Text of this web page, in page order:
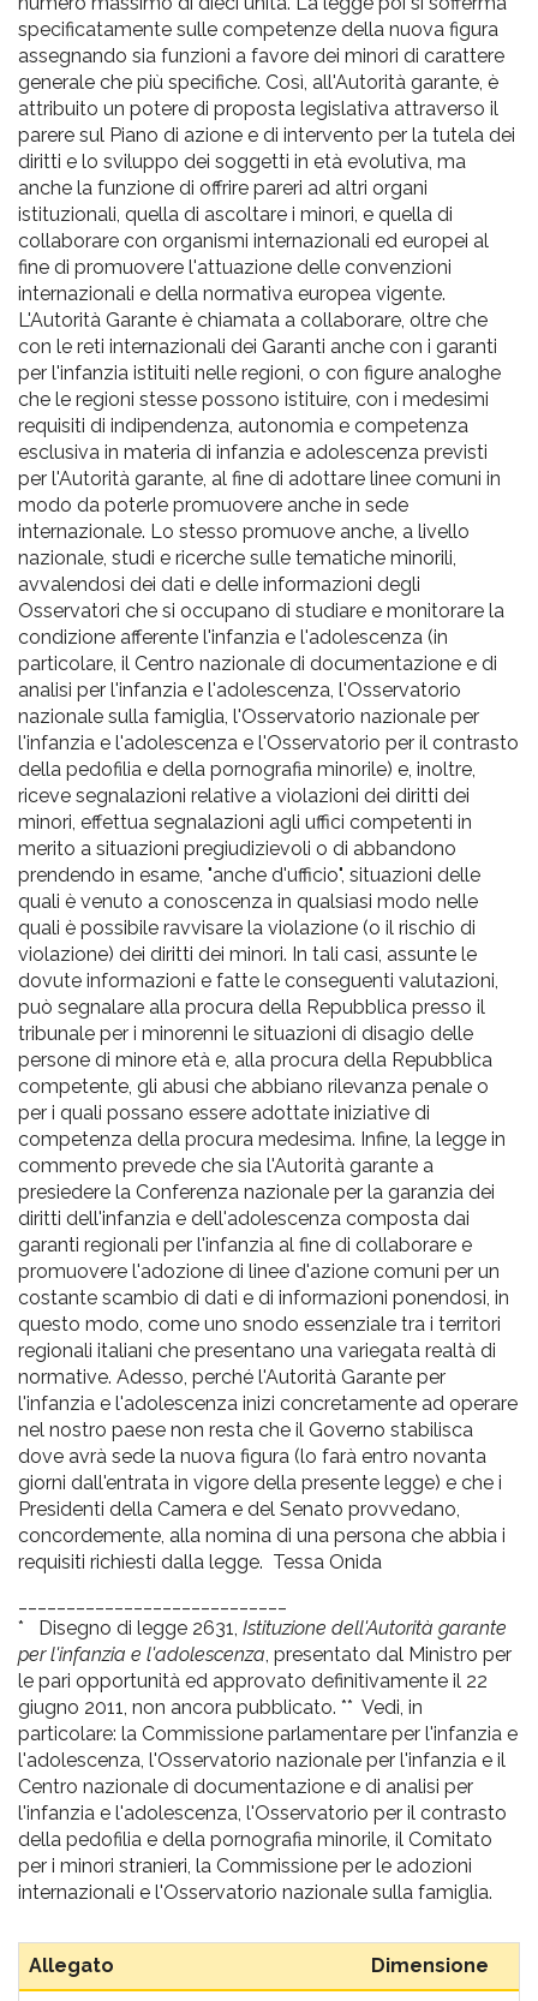
specificatamente sulle competenze della nuova figura
assegnando sia funzioni a favore dei minori di carattere
generale che più specifiche. Così, all'Autorità garante, è
attribuito un potere di proposta legislativa attraverso il
parere sul Piano di azione e di intervento per la tutela dei
diritti e lo sviluppo dei soggetti in età evolutiva, ma
anche la funzione di offrire pareri ad altri organi
istituzionali, quella di ascoltare i minori, e quella di
collaborare con organismi internazionali ed europei al
fine di promuovere l'attuazione delle convenzioni
internazionali e della normativa europea vigente.
L'Autorità Garante è chiamata a collaborare, oltre che
con le reti internazionali dei Garanti anche con i garanti
per l'infanzia istituiti nelle regioni, o con figure analoghe
che le regioni stesse possono istituire, con i medesimi
requisiti di indipendenza, autonomia e competenza
esclusiva in materia di infanzia e adolescenza previsti
per l'Autorità garante, al fine di adottare linee comuni in
modo da poterle promuovere anche in sede
internazionale. Lo stesso promuove anche, a livello
nazionale, studi e ricerche sulle tematiche minorili,
avvalendosi dei dati e delle informazioni degli
Osservatori che si occupano di studiare e monitorare la
condizione afferente l'infanzia e l'adolescenza (in
particolare, il Centro nazionale di documentazione e di
analisi per l'infanzia e l'adolescenza, l'Osservatorio
nazionale sulla famiglia, l'Osservatorio nazionale per
l'infanzia e l'adolescenza e l'Osservatorio per il contrasto
della pedofilia e della pornografia minorile) e, inoltre,
riceve segnalazioni relative a violazioni dei diritti dei
minori, effettua segnalazioni agli uffici competenti in
merito a situazioni pregiudizievoli o di abbandono
prendendo in esame, "anche d'ufficio", situazioni delle
quali è venuto a conoscenza in qualsiasi modo nelle
quali è possibile ravvisare la violazione (o il rischio di
violazione) dei diritti dei minori. In tali casi, assunte le
dovute informazioni e fatte le conseguenti valutazioni,
può segnalare alla procura della Repubblica presso il
tribunale per i minorenni le situazioni di disagio delle
persone di minore età e, alla procura della Repubblica
competente, gli abusi che abbiano rilevanza penale o
per i quali possano essere adottate iniziative di
competenza della procura medesima. Infine, la legge in
commento prevede che sia l'Autorità garante a
presiedere la Conferenza nazionale per la garanzia dei
diritti dell'infanzia e dell'adolescenza composta dai
garanti regionali per l'infanzia al fine di collaborare e
promuovere l'adozione di linee d'azione comuni per un
costante scambio di dati e di informazioni ponendosi, in
questo modo, come uno snodo essenziale tra i territori
regionali italiani che presentano una variegata realtà di
normative. Adesso, perché l'Autorità Garante per
l'infanzia e l'adolescenza inizi concretamente ad operare
nel nostro paese non resta che il Governo stabilisca
dove avrà sede la nuova figura (lo farà entro novanta
giorni dall'entrata in vigore della presente legge) e che i
Presidenti della Camera e del Senato provvedano,
concordemente, alla nomina di una persona che abbia i
requisiti richiesti dalla legge. Tessa Onida
* Disegno di legge 2631, Istituzione dell'Autorità garante
per l'infanzia e l'adolescenza, presentato dal Ministro per
le pari opportunità ed approvato definitivamente il 22
giugno 2011, non ancora pubblicato. ** Vedi, in
particolare: la Commissione parlamentare per l'infanzia e
l'adolescenza, l'Osservatorio nazionale per l'infanzia e il
Centro nazionale di documentazione e di analisi per
l'infanzia e l'adolescenza, l'Osservatorio per il contrasto
della pedofilia e della pornografia minorile, il Comitato
per i minori stranieri, la Commissione per le adozioni
internazionali e l'Osservatorio nazionale sulla famiglia.
Allegato Dimensione